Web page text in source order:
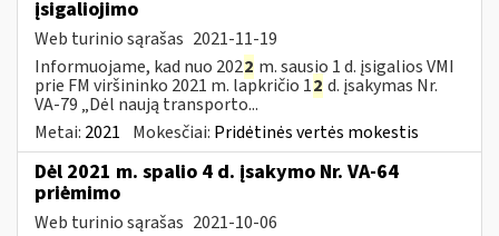
įsigaliojimo
Web turinio sąrašas 2021-11-19
Informuojame, kad nuo 2022 m. sausio 1 d. įsigalios VMI
prie FM viršininko 2021 m. lapkričio 12 d. įsakymas Nr.
VA-79 „Dėl naują transporto...
Metai: 2021 Mokesčiai: Pridėtinės vertės mokestis
Dėl 2021 m. spalio 4 d. įsakymo Nr. VA-64
priėmimo
Web turinio sąrašas 2021-10-06